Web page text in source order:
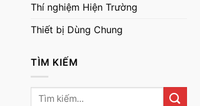
Thí nghiệm Hiện Trường
Thiết bị Dùng Chung
TÌM KIẾM
Tìm